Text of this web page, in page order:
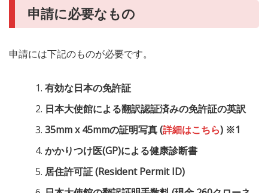
申請に必要なもの
申請には下記のものが必要です。
有効な日本の免許証
日本大使館による翻訳認証済みの免許証の英訳
35mm x 45mmの証明写真 (詳細はこちら) ※1
かかりつけ医(GP)による健康診断書
居住許可証 (Resident Permit ID)